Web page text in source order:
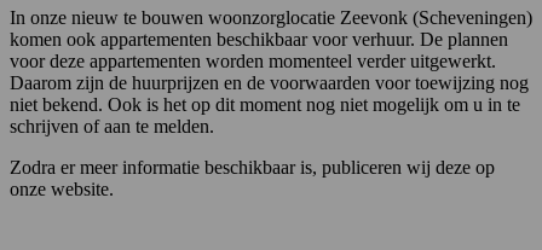
In onze nieuw te bouwen woonzorglocatie Zeevonk (Scheveningen)
komen ook appartementen beschikbaar voor verhuur. De plannen
voor deze appartementen worden momenteel verder uitgewerkt.
Daarom zijn de huurprijzen en de voorwaarden voor toewijzing nog
niet bekend. Ook is het op dit moment nog niet mogelijk om u in te
schrijven of aan te melden.
Zodra er meer informatie beschikbaar is, publiceren wij deze op
onze website.